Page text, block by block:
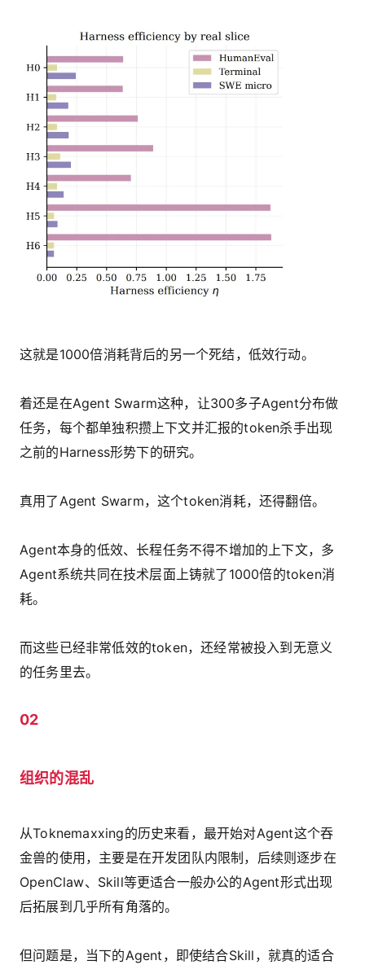
这就是1000倍消耗背后的另一个死结，低效行动。
着还是在Agent Swarm这种，让300多子Agent分布做
任务，每个都单独积攒上下文并汇报的token杀手出现
之前的Harness形势下的研究。
真用了Agent Swarm，这个token消耗，还得翻倍。
Agent本身的低效、长程任务不得不增加的上下文，多
Agent系统共同在技术层面上铸就了1000倍的token消
耗。
而这些已经非常低效的token，还经常被投入到无意义
的任务里去。
02
组织的混乱
从Toknemaxxing的历史来看，最开始对Agent这个吞
金兽的使用，主要是在开发团队内限制，后续则逐步在
OpenClaw、Skill等更适合一般办公的Agent形式出现
后拓展到几乎所有角落的。
但问题是，当下的Agent，即使结合Skill，就真的适合